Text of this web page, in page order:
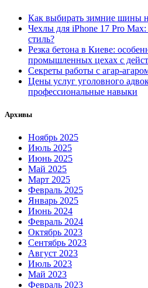
Как выбирать зимние шины
Чехлы для iPhone 17 Pro Max:
стиль?
Резка бетона в Киеве:
промышленных цехах с
Секреты работы с агар-
Цены услуг уголовного
профессиональные навыки
Архивы
Ноябрь 2025
Июль 2025
Июнь 2025
Май 2025
Март 2025
Февраль 2025
Январь 2025
Июнь 2024
Февраль 2024
Октябрь 2023
Сентябрь 2023
Август 2023
Июль 2023
Май 2023
Февраль 2023